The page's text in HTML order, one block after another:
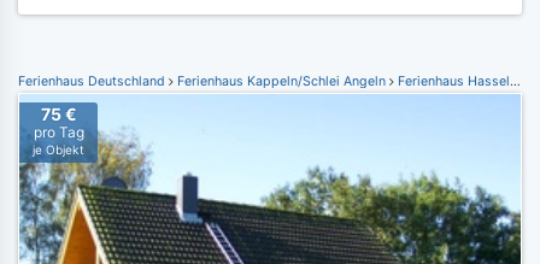
Ferienhaus Deutschland Ferienhaus Kappeln/Schlei Angeln Ferienhaus Hasselberg
75 €
pro Tag
je Objekt